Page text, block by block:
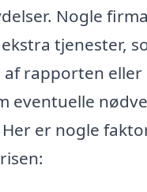
Nogle
tjenester,
af rapporten eller
eventuelle
er nogle